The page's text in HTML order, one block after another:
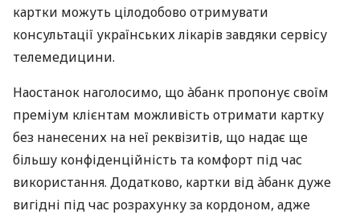
картки можуть цілодобово отримувати
консультації українських лікарів завдяки сервісу
телемедицини.
Наостанок наголосимо, що àбанк пропонує своїм
преміум клієнтам можливість отримати картку
без нанесених на неї реквізитів, що надає ще
більшу конфіденційність та комфорт під час
використання. Додатково, картки від àбанк дуже
вигідні під час розрахунку за кордоном, адже